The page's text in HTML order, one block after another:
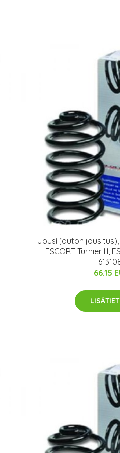
Jousi (auton jousitus),
ESCORT Turnier III,
66.15